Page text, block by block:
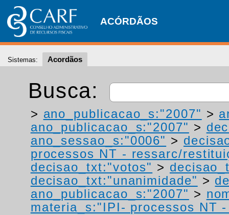
ACÓRDÃOS
Sistemas: Acordãos
Busca:
> ano_publicacao_s:"2007" >
ano_publicacao_s:"2007" >
ano_sessao_s:"0006" >
processos NT - ressarc/
decisao_txt:"votos" >
decisao_txt:"unanimidade" >
ano_publicacao_s:"2007" >
materia_s:"IPI- processos NT